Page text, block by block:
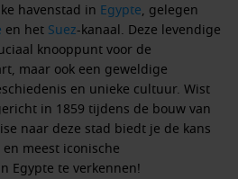
havenstad in Egypte, gelegen
en het Suez-kanaal. Deze levendige
knooppunt voor de
maar ook een geweldige
en unieke cultuur. Wist
in 1859 tijdens de bouw van
naar deze stad biedt je de kans
meest iconische
Egypte te verkennen!